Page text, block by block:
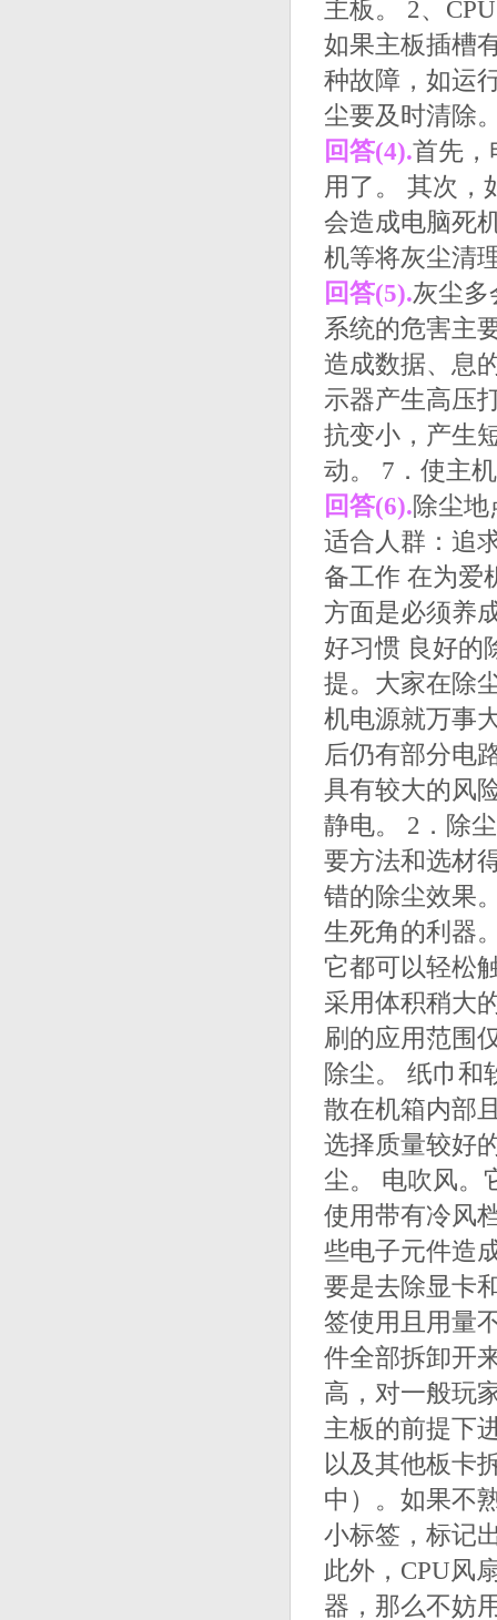
主板。 2、
如果主板插槽
种故障，如运
尘要及时清除
回答(4).首先，
用了。 其次，
会造成电脑死
机等将灰尘清
回答(5).灰尘多
系统的危害主
造成数据、息
示器产生高压
抗变小，产生
动。 7．使主
回答(6).除尘
适合人群：追
备工作 在为爱
方面是必须养
好习惯 良好的
提。大家在除
机电源就万事
后仍有部分电
具有较大的风
静电。 2．除
要方法和选材
错的除尘效果
生死角的利器
它都可以轻松
采用体积稍大
刷的应用范围
除尘。 纸巾和
散在机箱内部
选择质量较好
尘。 电吹风。
使用带有冷风
些电子元件造
要是去除显卡
签使用且用量
件全部拆卸开
高，对一般玩
主板的前提下
以及其他板卡
中）。如果不
小标签，标记
此外，CPU风
器，那么不妨